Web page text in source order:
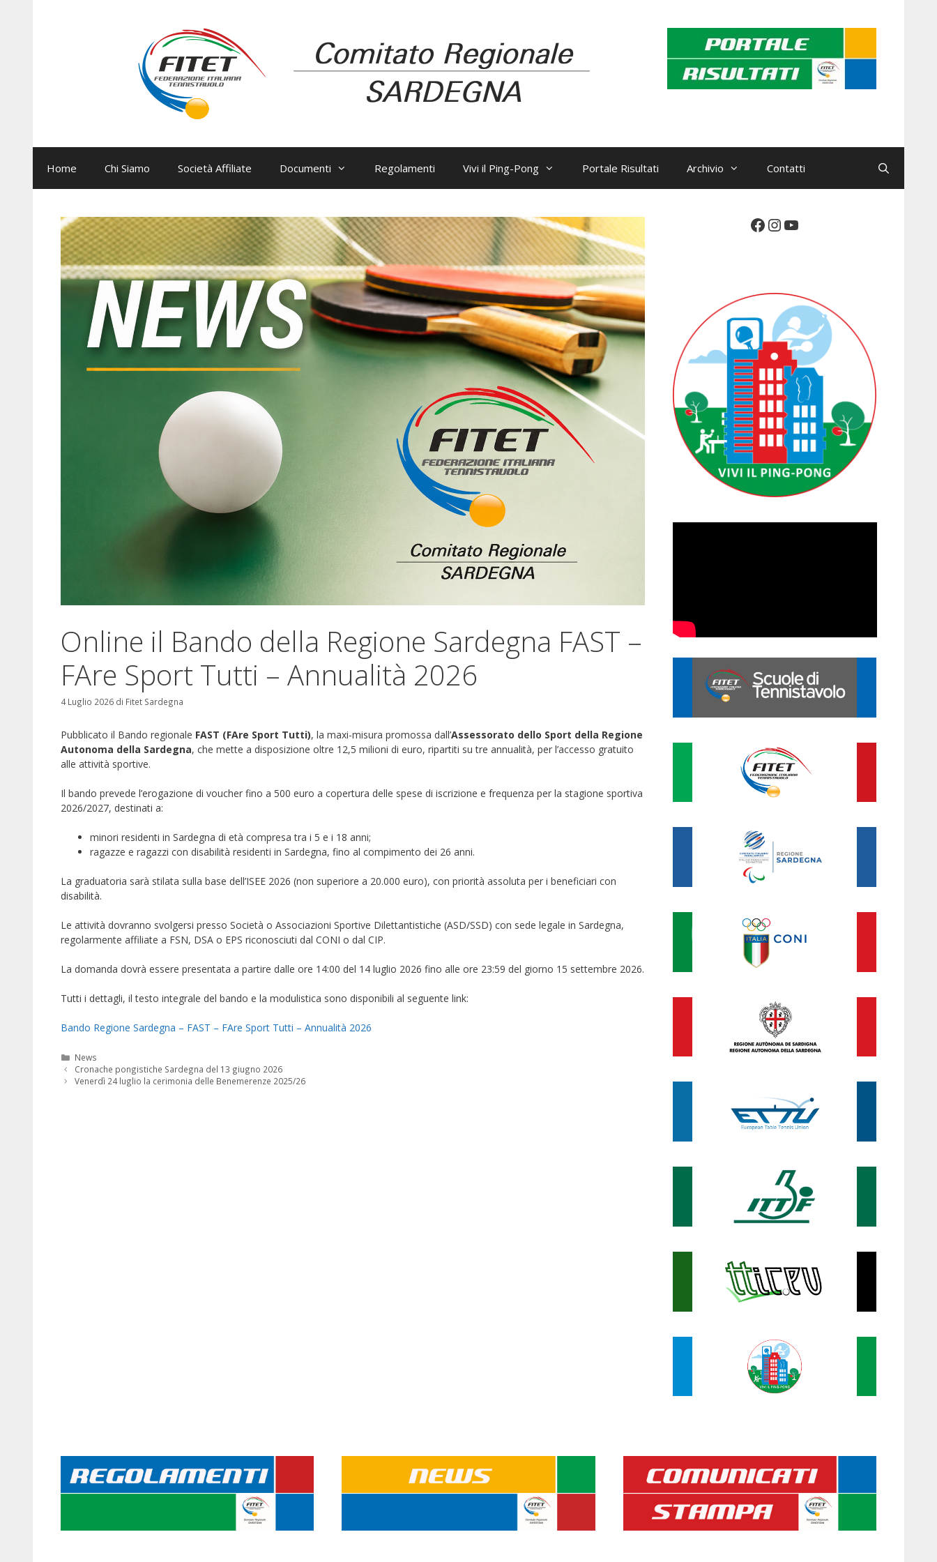
Home Chi Siamo Società Affiliate Documenti Regolamenti Vivi il Ping-Pong Portale Risultati Archivio Contatti
Online il Bando della Regione Sardegna FAST –
FAre Sport Tutti – Annualità 2026
4 Luglio 2026 di Fitet Sardegna
Pubblicato il Bando regionale FAST (FAre Sport Tutti), la maxi-misura promossa dall’Assessorato dello Sport della Regione
Autonoma della Sardegna, che mette a disposizione oltre 12,5 milioni di euro, ripartiti su tre annualità, per l’accesso gratuito
alle attività sportive.
Il bando prevede l’erogazione di voucher fino a 500 euro a copertura delle spese di iscrizione e frequenza per la stagione sportiva
2026/2027, destinati a:
minori residenti in Sardegna di età compresa tra i 5 e i 18 anni;
ragazze e ragazzi con disabilità residenti in Sardegna, fino al compimento dei 26 anni.
La graduatoria sarà stilata sulla base dell’ISEE 2026 (non superiore a 20.000 euro), con priorità assoluta per i beneficiari con
disabilità.
Le attività dovranno svolgersi presso Società o Associazioni Sportive Dilettantistiche (ASD/SSD) con sede legale in Sardegna,
regolarmente affiliate a FSN, DSA o EPS riconosciuti dal CONI o dal CIP.
La domanda dovrà essere presentata a partire dalle ore 14:00 del 14 luglio 2026 fino alle ore 23:59 del giorno 15 settembre 2026.
Tutti i dettagli, il testo integrale del bando e la modulistica sono disponibili al seguente link:
Bando Regione Sardegna – FAST – FAre Sport Tutti – Annualità 2026
Categorie
News
Cronache pongistiche Sardegna del 13 giugno 2026
Venerdì 24 luglio la cerimonia delle Benemerenze 2025/26
Facebook
Instagram
YouTube